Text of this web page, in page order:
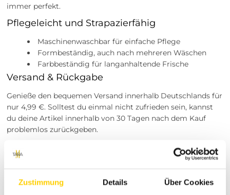
Zustimmung Details Über Cookies
immer perfekt.
Pflegeleicht und Strapazierfähig
Maschinenwaschbar für einfache Pflege
Formbeständig, auch nach mehreren Wäschen
Farbbeständig für langanhaltende Frische
Versand & Rückgabe
Genieße den bequemen Versand innerhalb Deutschlands für
nur 4,99 €. Solltest du einmal nicht zufrieden sein, kannst
du deine Artikel innerhalb von 30 Tagen nach dem Kauf
problemlos zurückgeben.
anprobieren? Besuche einen unserer Tara-M Stores in
Dinslaken, Borken, Rheine, Herne, Bocholt, Coesfeld,